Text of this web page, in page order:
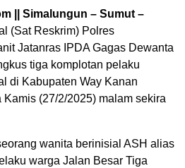
|| Simalungun – Sumut –
(Sat Reskrim) Polres
Jatanras IPDA Gagas Dewanta
tiga komplotan pelaku
di Kabupaten Way Kanan
(27/2/2025) malam sekira
wanita berinisial ASH alias
warga Jalan Besar Tiga